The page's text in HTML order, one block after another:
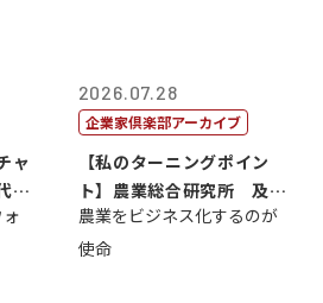
ャ
表
2026.07.28
企業家倶楽部アーカイブ
【私のターニングポイン
ト】農業総合研究所 及川
智正
農業をビジネス化するのが
使命